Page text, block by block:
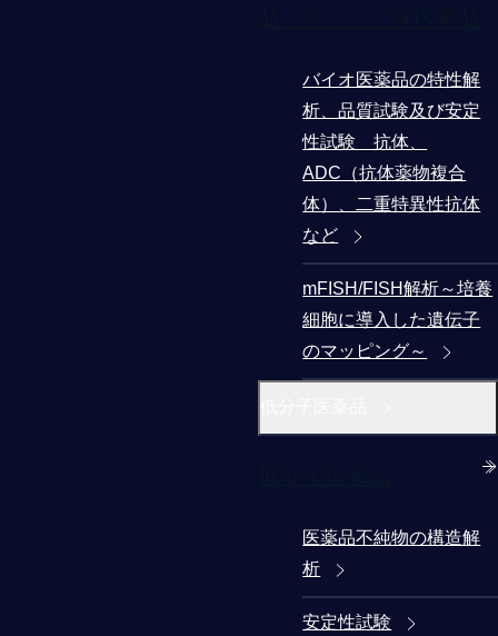
バイオ医薬品の特性解
析、品質試験及び安定
性試験 抗体、
ADC（抗体薬物複合
体）、二重特異性抗体
など
mFISH/FISH解析～培養
細胞に導入した遺伝子
のマッピング～
医薬品不純物の構造解
析
安定性試験